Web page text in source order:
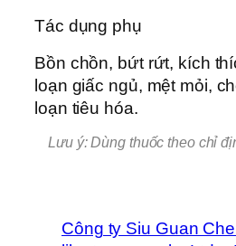
Tác dụng phụ
Bồn chồn, bứt rứt, kích
loạn giấc ngủ, mệt mỏi,
loạn tiêu hóa.
Lưu ý: Dùng thuốc theo chỉ
Công ty Siu Guan